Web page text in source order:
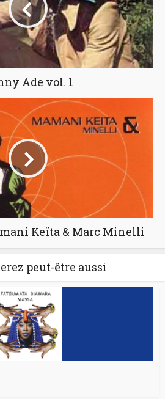
Ade vol. 1
Keïta & Marc Minelli
peut-être aussi